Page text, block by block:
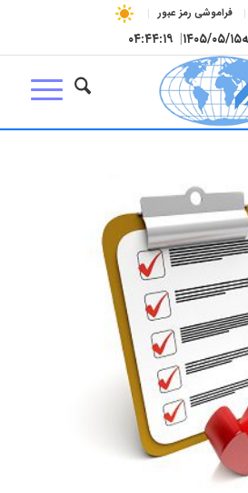
فراموشی رمز عبور
۱۴۰۵/۰۵/۱۵| ۰۴:۴۴:۱۹